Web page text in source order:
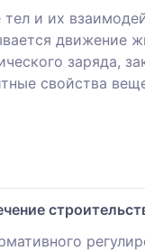
и их
движeниe
заряда,
свойства